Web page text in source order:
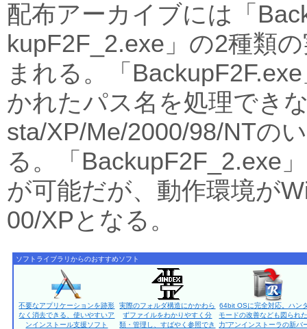
配布アーカイブには「
kupF2F_2.exe」の2種類
まれる。「
かれたパス名を処理でき
sta/XP/Me/2000/98/NTの
る。「BackupF2F_2.exe
が可能だが、動作環境が
00/XPとなる。
ソフトライブラリからのおすすめソフト
不要なアプリケーションを跡形
なく消去できる、使いやすいア
ンインストール支援ソフト
実際のフォルダ構造にかかわら
ずファイルをわかりやすく分
類・管理し、すばやく参照でき
64bit OSに完全対応。ハン
モードの改善なども図られ
力”アンインストーラの新バ